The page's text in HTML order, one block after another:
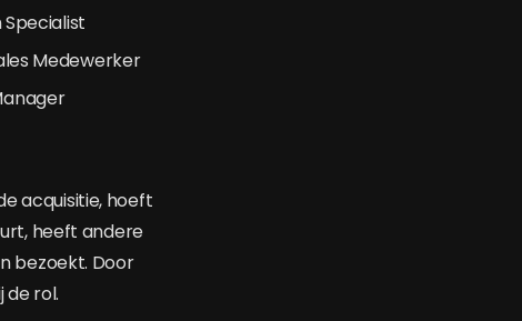
Medewerker
acquisitie, hoeft
heeft andere
bezoekt. Door
rol.